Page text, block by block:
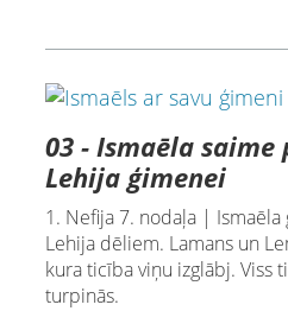
03 - Ismaēla saime
Lehija ģimenei
1. Nefija 7. nodaļa |
Lehija dēliem. Lamans un
kura ticība viņu izglābj. Viss
turpinās.